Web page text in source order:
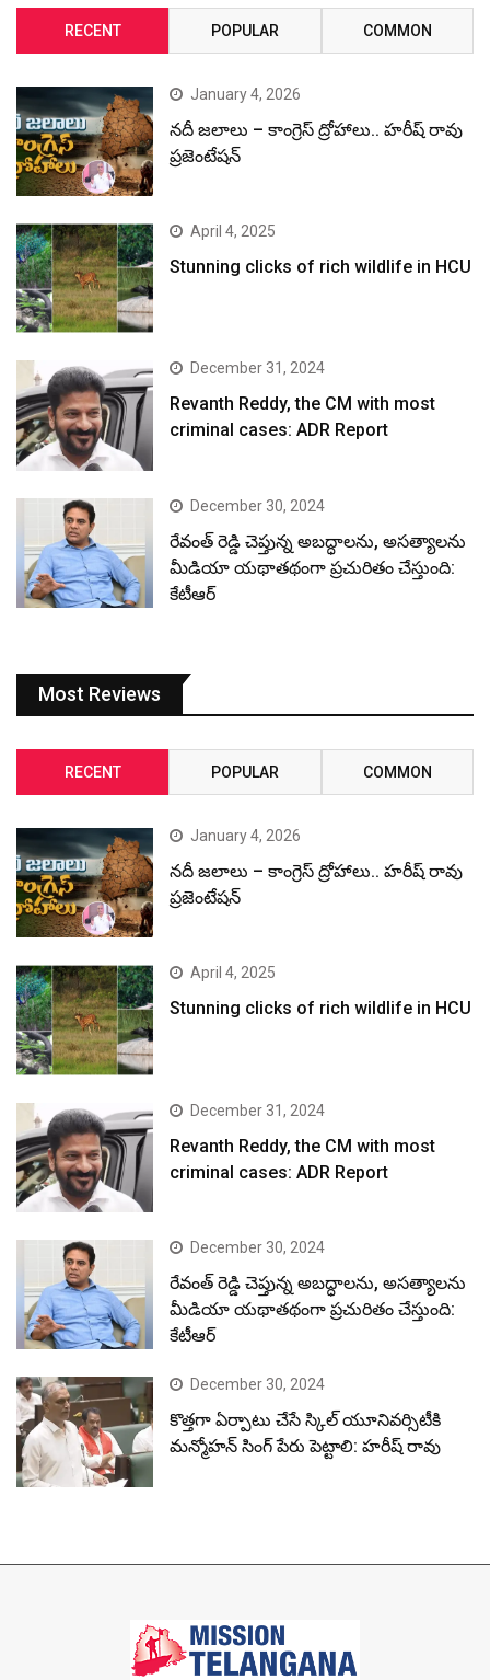
RECENT POPULAR COMMON
January 4, 2026
నదీ జలాలు – కాంగ్రెస్ ద్రోహాలు.. హరీష్ రావు
ప్రజెంటేషన్
April 4, 2025
Stunning clicks of rich wildlife in HCU
December 31, 2024
Revanth Reddy, the CM with most
criminal cases: ADR Report
December 30, 2024
రేవంత్ రెడ్డి చెప్తున్న అబద్ధాలను, అసత్యాలను
మీడియా యథాతథంగా ప్రచురితం చేస్తుంది:
కేటీఆర్
Most Reviews
RECENT POPULAR COMMON
January 4, 2026
నదీ జలాలు – కాంగ్రెస్ ద్రోహాలు.. హరీష్ రావు
ప్రజెంటేషన్
April 4, 2025
Stunning clicks of rich wildlife in HCU
December 31, 2024
Revanth Reddy, the CM with most
criminal cases: ADR Report
December 30, 2024
రేవంత్ రెడ్డి చెప్తున్న అబద్ధాలను, అసత్యాలను
మీడియా యథాతథంగా ప్రచురితం చేస్తుంది:
కేటీఆర్
December 30, 2024
కొత్తగా ఏర్పాటు చేసే స్కిల్ యూనివర్సిటీకి
మన్మోహన్ సింగ్ పేరు పెట్టాలి: హరీష్ రావు